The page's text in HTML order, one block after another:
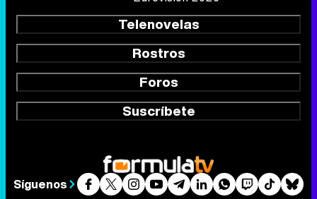
Telenovelas
Rostros
Foros
Suscríbete
Síguenos